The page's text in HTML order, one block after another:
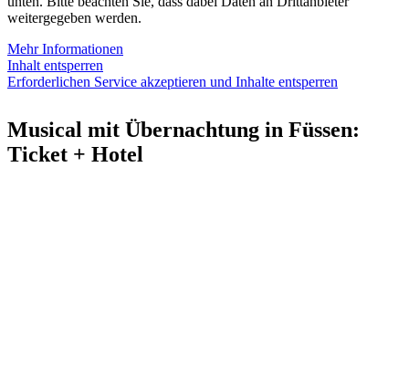
weitergegeben werden.
Mehr Informationen
Inhalt entsperren
Erforderlichen Service akzeptieren und Inhalte entsperren
Musical mit Übernachtung in Füssen:
Ticket + Hotel